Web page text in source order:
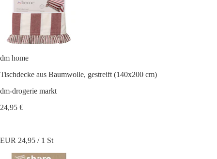
dm home
Tischdecke aus Baumwolle, gestreift (140x200 cm)
dm-drogerie markt
24,95 €
EUR 24,95 / 1 St